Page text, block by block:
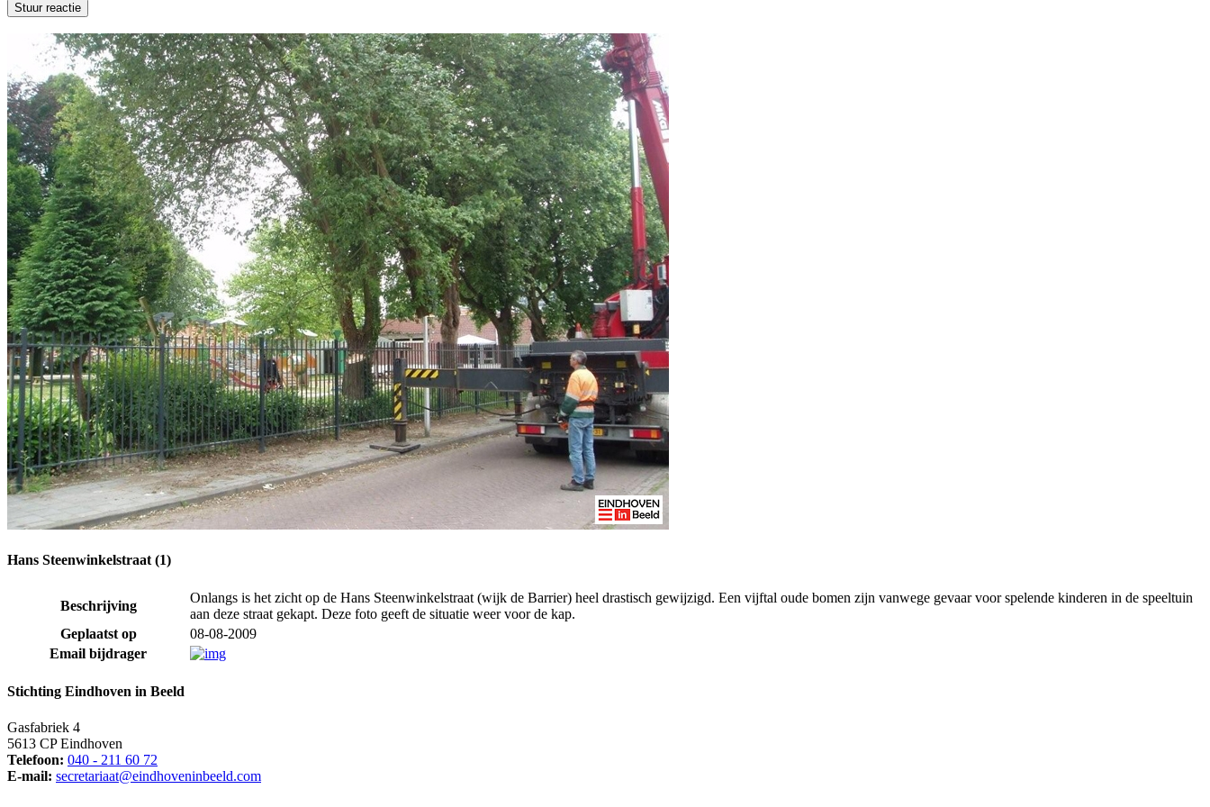
Hans Steenwinkelstraat (1)
Beschrijving
Onlangs is het zicht op de Hans Steenwinkelstraat (wijk de Barrier) heel drastisch gewijzigd. Een vijftal oude bomen zijn vanwege gevaar voor spelende kinderen in de speeltuin
aan deze straat gekapt. Deze foto geeft de situatie weer voor de kap.
Geplaatst op
08-08-2009
Email bijdrager
Stichting Eindhoven in Beeld
Gasfabriek 4
5613 CP Eindhoven
Telefoon: 040 - 211 60 72
E-mail: secretariaat@eindhoveninbeeld.com